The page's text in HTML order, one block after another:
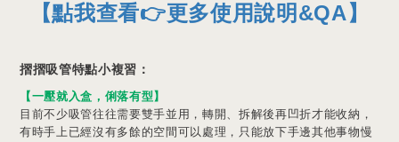
【點我查看👉更多使用說明&QA】
摺摺吸管特點小複習：
【一壓就入盒，俐落有型】
目前不少吸管往往需要雙手並用，轉開、拆解後再凹折才能收納，
有時手上已經沒有多餘的空間可以處理，只能放下手邊其他事物慢